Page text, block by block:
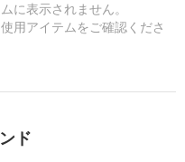
に表示されません。
用アイテムをご確認くださ
ド